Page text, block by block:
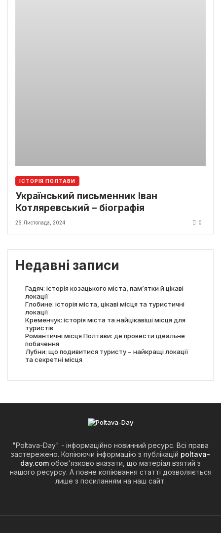
ІСТОРІЯ ПОЛТАВИ
Український письменник Іван
Котляревський – біографія
26 Листопада, 2024 0
Недавні записи
Гадяч: історія козацького міста, пам’ятки й цікаві
локації
Глобине: історія міста, цікаві місця та туристичні
локації
Кременчук: історія міста та найцікавіші місця для
туристів
Романтичні місця Полтави: де провести ідеальне
побачення
Лубни: що подивитися туристу − найкращі локації
та секретні місця
"Poltava-Day" - інформаційно новинний ресурс. Всі права
застережено. Копіюючи інформацію з публікацій poltava-
day.com обов'язково вказати, що матеріал взятий з
нашого ресурсу. А повне копіювання статті дозволяється
лише з посиланням на наш сайт.